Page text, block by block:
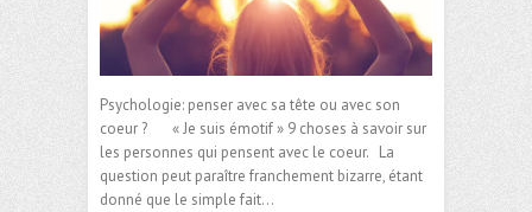
Psychologie: penser avec sa tête ou avec son
coeur ? « Je suis émotif » 9 choses à savoir sur
les personnes qui pensent avec le coeur. La
question peut paraître franchement bizarre, étant
donné que le simple fait…